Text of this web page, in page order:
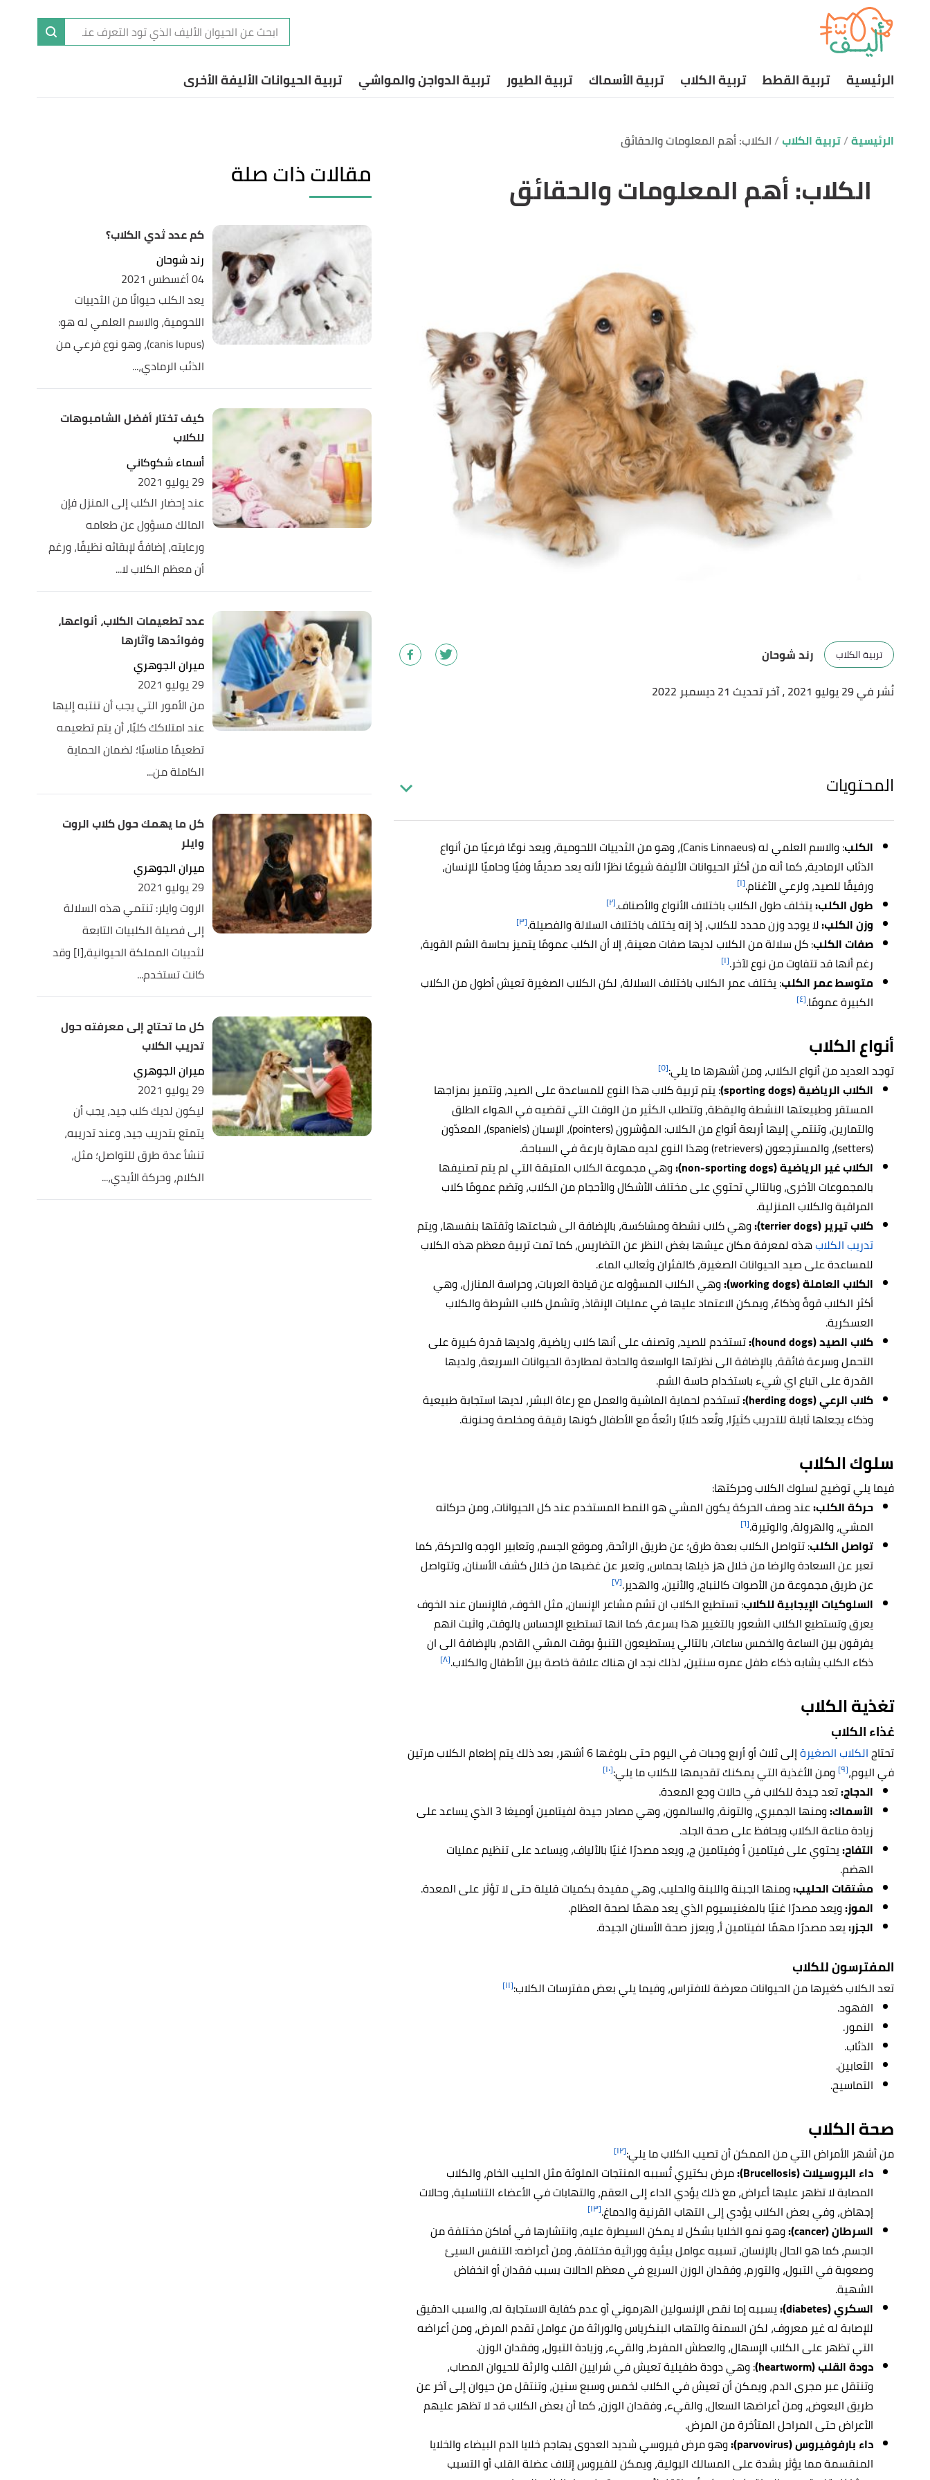
الرئيسية تربية القطط تربية الكلاب تربية الأسماك تربية الطيور تربية الدواجن والمواشي تربية الحيوانات الأليفة الأخرى
الرئيسية تربية الكلاب الكلاب: أهم المعلومات والحقائق
الكلاب: أهم المعلومات والحقائق
تربية الكلاب
رند شوحان
نُشر في 29 يوليو 2021
، آخر تحديث 21 ديسمبر 2022
المحتويات
الكلب: والاسم العلمي له (
Canis Linnaeus)، وهو من الثدييات اللحومية، ويعد نوعًا فرعيًا من أنواع
الذئاب الرمادية، كما أنه من أكثر الحيوانات الأليفة شيوعًا نظرًا لأنه يعد صديقًا وفيًا وحاميًا للإنسان،
ورفيقًا للصيد، ولرعي الأغنام.[١]
طول الكلب:يتخلف طول الكلاب باختلاف الأنواع والأصناف.[٢]
وزن الكلب:لا يوجد وزن محدد للكلاب، إذ إنه يختلف باختلاف السلالة والفصيلة.[٣]
صفات الكلب: كل سلالة من الكلاب لديها صفات معينة، إلا أن الكلب عمومًا يتميز بحاسة الشم القوية،
رغم أنها قد تتفاوت من نوع لآخر.[١]
متوسط عمر الكلب: يختلف عمر الكلاب باختلاف السلالة، لكن الكلاب الصغيرة تعيش أطول من الكلاب
الكبيرة عمومًا.[٤]
أنواع الكلاب
توجد العديد من أنواع الكلاب، ومن أشهرها ما يلي:[٥]
الكلاب الرياضية (sporting dogs)
: يتم تربية كلاب هذا النوع للمساعدة على الصيد، وتتميز بمزاجها
المستقر وطبيعتها النشطة واليقظة، وتتطلب الكثير من الوقت التي تقضيه في الهواء الطلق
والتمارين، وتنتمي إليها أربعة أنواع من الكلاب: المؤشرون (pointers)، الإسبان (spaniels)، المعدّون
(setters)، والمسترجعون (retrievers) وهذا النوع لديه مهارة بارعة في السباحة.
الكلاب غير الرياضية (non-sporting dogs):
وهي مجموعة الكلاب المتبقة التي لم يتم تصنيفها
بالمجموعات الأخرى، وبالتالي تحتوي على مختلف الأشكال والأحجام من الكلاب، وتضم عمومًا كلاب
المراقبة والكلاب المنزلية.
كلاب تيرير (terrier dogs):
وهي كلاب نشطة ومشاكسة، بالإضافة الى شجاعتها وثقتها بنفسها، ويتم
تدريب الكلابهذه لمعرفة مكان عيشها بغض النظر عن التضاريس، كما تمت تربية معظم هذه الكلاب
للمساعدة على صيد الحيوانات الصغيرة، كالفئران وثعالب الماء.
الكلاب العاملة (working dogs):
وهي الكلاب المسؤوله عن قيادة العربات، وحراسة المنازل، وهي
أكثر الكلاب قوةً وذكاءً، ويمكن الاعتماد عليها في عمليات الإنقاذ، وتشمل كلاب الشرطة والكلاب
العسكرية.
كلاب الصيد (hound dogs):
تستخدم للصيد، وتصنف على أنها كلاب رياضية، ولديها قدرة كبيرة على
التحمل وسرعة فائقة، بالإضافة الى نظرتها الواسعة والحادة لمطاردة الحيوانات السريعة، ولديها
القدرة على اتباع اي شيء باستخدام حاسة الشم.
كلاب الرعي (herding dogs):
تستخدم لحماية الماشية والعمل مع رعاة البشر، لديها استجابة طبيعية
وذكاء يجعلها ثابلة للتدريب كثيرًا، وتُعد كلابًا رائعةً مع الأطفال كونها رقيقة ومخلصة وحنونة.
سلوك الكلاب
فيما يلي توضيح لسلوك الكلاب وحركتها:
حركة الكلب:عند وصف الحركة يكون المشي هو النمط المستخدم عند كل الحيوانات، ومن حركاته
المشي، والهرولة، والوتيرة.[٦]
تواصل الكلب: تتواصل الكلاب بعدة طرق؛ عن طريق الرائحة، وموقع الجسم، وتعابير الوجه والحركة، كما
تعبر عن السعادة والرضا من خلال هز ذيلها بحماس، وتعبر عن غضبها من خلال كشف الأسنان، وتتواصل
عن طريق مجموعة من الأصوات كالنباح، والأنين، والهدير.[٧]
السلوكيات الإيجابية للكلاب: تستطيع الكلاب ان تشم مشاعر الإنسان، مثل الخوف، فالإنسان عند الخوف
يعرق وتستطيع الكلاب الشعور بالتغيير هذا بسرعة، كما انها تستطيع الإحساس بالوقت، واثبت انهم
يفرقون بين الساعة والخمس ساعات، بالتالي يستطيعون التنبؤ بوقت المشي القادم، بالإضافة الى ان
ذكاء الكلب يشابه ذكاء طفل عمره سنتين، لذلك نجد ان هناك علاقة خاصة بين الأطفال والكلاب.[٨]
تغذية الكلاب
غذاء الكلاب
تحتاجالكلاب الصغيرة
إلى ثلاث أو أربع وجبات في اليوم حتى بلوغها 6 أشهر، بعد ذلك يتم إطعام الكلاب مرتين
في اليوم،[٩] ومن الأغذية التي يمكنك تقديمها للكلاب ما يلي:[١٠]
الدجاج:تعد جيدة للكلاب في حالات وجع المعدة.
الأسماك:
ومنها الجمبري، والتونة، والسالمون، وهي مصادر جيدة لفيتامين أوميغا 3 الذي يساعد على
زيادة مناعة الكلاب ويحافظ على صحة الجلد.
التفاح:يحتوي على فيتامين أ وفيتامين ج، ويعد مصدرًا غنيًا بالألياف، ويساعد على تنظيم عمليات
الهضم.
مشتقات الحليب:ومنها الجبنة واللبنة والحليب، وهي مفيدة بكميات قليلة حتى لا تؤثر على المعدة.
الموز:ويعد مصدرًا غنيًا بالمغنيسيوم الذي يعد مهمًا لصحة العظام.
الجزر:يعد مصدرًا مهمًا لفيتامين أ، ويعزز صحة الأسنان الجيدة.
المفترسون للكلاب
تعد الكلاب كغيرها من الحيوانات معرضة للافتراس، وفيما يلي بعض مفترسات الكلاب:[١١]
الفهود.
النمور.
الذئاب.
الثعابين.
التماسيح.
صحة الكلاب
من أشهر الأمراض التي من الممكن أن تصيب الكلاب ما يلي:[١٢]
داء البروسيلات (Brucellosis):
مرض بكتيري تُسببه المنتجات الملوثة مثل الحليب الخام، والكلاب
المصابة لا تظهر عليها أعراض، مع ذلك يؤدي الداء إلى العقم، والتهابات في الأعضاء التناسلية، وحالات
إجهاض، وفي بعض الكلاب يؤدي إلى التهاب القرنية والدماغ.[١٣]
السرطان (cancer):
وهو نمو الخلايا بشكل لا يمكن السيطرة عليه، وانتشارها في أماكن مختلفة من
الجسم، كما هو الحال بالإنسان، تسببه عوامل بيئية ووراثية مختلفة، ومن أعراضه: التنفس السيئ
وصعوبة في التبول، والتورم، وفقدان الوزن السريع في معظم الحالات بسبب فقدان أو انخفاض
الشهية.
السكري (diabetes):
يسببه إما نقص الإنسولين الهرموني أو عدم كفاية الاستجابة له، والسبب الدقيق
للإصابة له غير معروف، لكن السمنة والتهاب البنكرياس والوراثة من عوامل تقدم المرض، ومن أعراضه
التي تظهر على الكلاب الإسهال، والعطش المفرط، والقيء، وزيادة التبول، وفقدان الوزن.
دودة القلب (heartworm)
: وهي دودة طفيلية تعيش في شرايين القلب والرئة للحيوان المصاب،
وتنتقل عبر مجرى الدم، ويمكن أن تعيش في الكلاب لخمس وسبع سنين، وتنتقل من حيوان إلى آخر عن
طريق البعوض، ومن أعراضها السعال، والقيء، وفقدان الوزن، كما أن بعض الكلاب قد لا تظهر عليهم
الأعراض حتى المراحل المتأخرة من المرض.
داء بارفوفيروس (parvovirus):
وهو مرض فيروسي شديد العدوى يهاجم خلايا الدم البيضاء والخلايا
المنقسمة مما يؤثر بشدة على المسالك البولية، ويمكن للفيروس إتلاف عضلة القلب أو التسبب
مقالات ذات صلة
كم عدد ثدي الكلاب؟
رند شوحان
04 أغسطس 2021
يعد الكلب حيوانًا من الثدييات
اللحومية، والاسم العلمي له هو:
(canis lupus)، وهو نوع فرعي من
الذئب الرمادي،...
كيف تختار أفضل الشامبوهات
للكلاب
أسماء شكوكاني
29 يوليو 2021
عند إحضار الكلب إلى المنزل فإن
المالك مسؤول عن طعامه
ورعايته، إضافةً لإبقائه نظيفًا، ورغم
أن معظم الكلاب لا...
عدد تطعيمات الكلاب، أنواعها،
وفوائدها وآثارها
ميران الجوهري
29 يوليو 2021
من الأمور التي يجب أن تنتبه إليها
عند امتلاكك كلبًا، أن يتم تطعيمه
تطعيمًا مناسبًا؛ لضمان الحماية
الكاملة من...
كل ما يهمك حول كلاب الروت
وايلر
ميران الجوهري
29 يوليو 2021
الروت وايلر: تنتمي هذه السلالة
إلى فصيلة الكلبيات التابعة
لثدييات المملكة الحيوانية،[١] وقد
كانت تستخدم...
كل ما تحتاج إلى معرفته حول
تدريب الكلاب
ميران الجوهري
29 يوليو 2021
ليكون لديك كلب جيد، يجب أن
يتمتع بتدريب جيد، وعند تدريبه،
تنشأ عدة طرق للتواصل؛ مثل،
الكلام، وحركة الأيدي،...